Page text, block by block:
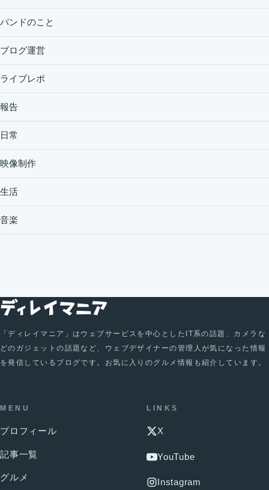
バンドのこと
ブログ運営
ライブレポ
報告
日常
映像制作
生活
音楽
「ディレイマニア」はウェブサービスを中心としたIT系の話題、カメラな
どのガジェットの話題など、ウェブデザイナーの管理人が気になった情報
を発信しているブログです。お気に入りのグルメ情報も紹介しています。
MENU
プロフィール
記事一覧
グルメ
LINKS
X
YouTube
Instagram